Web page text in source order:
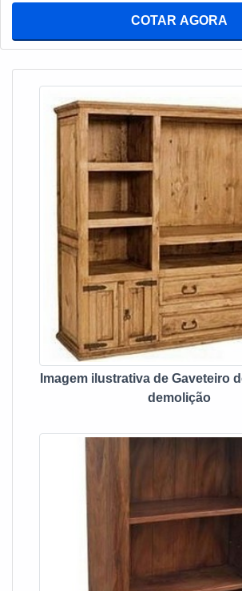
mercado, traz novidades em itens como
cristaleiras com ótima qualidade e
benefício. Com o objetivo de trazer a satisfação a todos os
clientes, a empresa entende que seu
conquistar a confiança de cada um.
através do investimento em
profissionais experientes. A Depósito
empresa que tem sido preferência no
idoneidade em tudo que faz, garantindo
clientes de ponta a ponta.
adquirido com empresas especializadas
tipo de cuidado ajuda a garantir a
PARA SALA RUSTICO Se alguém quer achar rack para
sala rustico em uma empresa altamente
Depósito Mineiro. É possível encontrar
gabinetes, visando sempre a qualidade
fidelização do cliente. Ainda com uma visão analítica sobre
rack para sala rustico, na essência da
deve prezar pelos produtos e serviços
e proteção, detalhes que passam
gerar prejuízo futuros para os clientes. Existem muitas
formas diferentes de demonstrar
em sua área de atuação. Abaixo os
Depósito Mineiro é a melhor opção no
assunto for rack para sala rustico: Comprometida com o
meio ambiente; Responsável; Altamente qualificada;
Inovadora; Segura. A MELHOR EMPRESA NO
experiência dos clientes, oferece itens
toalheiros e gabinetes. É reconhecida por ser comprometida
com o meio ambiente e segura,
fato de a empresa possuir escritório de
são realizadas as atividades e estrutura
atender todas as demandas. Esses
time com colaboradores proativos e
dedicados, garantem o sucesso de cada
COTAR AGORA
Imagem ilustrativa de Gaveteiro
demolição